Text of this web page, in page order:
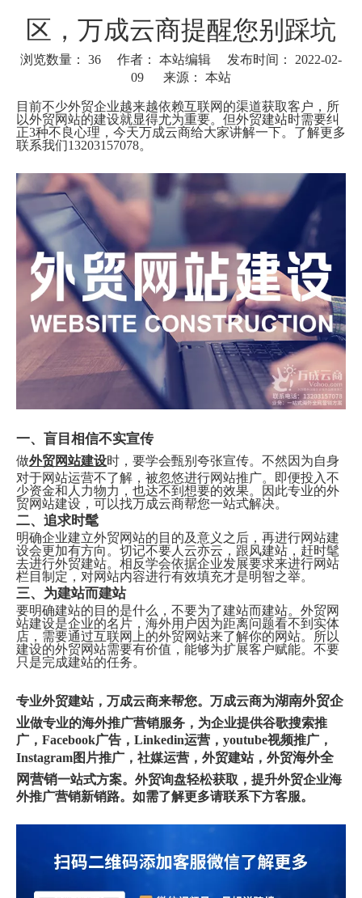
区，万成云商提醒您别踩坑
浏览数量： 36 作者： 本站编辑 发布时间： 2022-02-
09 来源： 本站
["wechat"]
目前不少外贸企业越来越依赖互联网的渠道获取客户，所
以外贸网站的建设就显得尤为重要。但外贸建站时需要纠
正3种不良心理，今天万成云商给大家讲解一下。了解更多
联系我们13203157078。
一、盲目相信不实宣传
做外贸网站建设时，要学会甄别夸张宣传。不然因为自身
对于网站运营不了解，被忽悠进行网站推广。即便投入不
少资金和人力物力，也达不到想要的效果。因此专业的外
贸网站建设，可以找万成云商帮您一站式解决。
二、追求时髦
明确企业建立外贸网站的目的及意义之后，再进行网站建
设会更加有方向。切记不要人云亦云，跟风建站，赶时髦
去进行外贸建站。相反学会依据企业发展要求来进行网站
栏目制定，对网站内容进行有效填充才是明智之举。
三、为建站而建站
要明确建站的目的是什么，不要为了建站而建站。外贸网
站建设是企业的名片，海外用户因为距离问题看不到实体
店，需要通过互联网上的外贸网站来了解你的网站。所以
建设的外贸网站需要有价值，能够为扩展客户赋能。不要
只是完成建站的任务。
专业外贸建站，万成云商来帮您。万成云商为湖南外贸企
业做专业的海外推广营销服务，为企业提供谷歌搜索推
广，Facebook广告，Linkedin运营，youtube视频推广，
Instagram图片推广，社媒运营，外贸建站，外贸海外全
网营销一站式方案。外贸询盘轻松获取，提升外贸企业海
外推广营销新销路。如需了解更多请联系下方客服。